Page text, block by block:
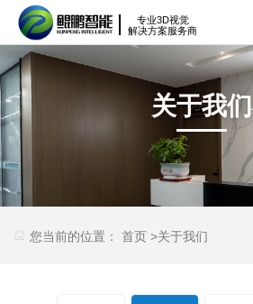
关于我们
您当前的位置：首页 >关于我们
专业3D视觉
解决方案服务商